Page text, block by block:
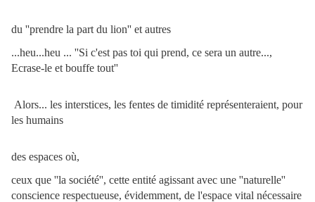
du ''prendre la part du lion'' et autres
...heu...heu ... ''Si c'est pas toi qui prend, ce sera un autre...,
Ecrase-le et bouffe tout''
Alors... les interstices, les fentes de timidité représenteraient, pour
les humains
des espaces où,
ceux que ''la société'', cette entité agissant avec une ''naturelle''
conscience respectueuse, évidemment, de l'espace vital nécessaire